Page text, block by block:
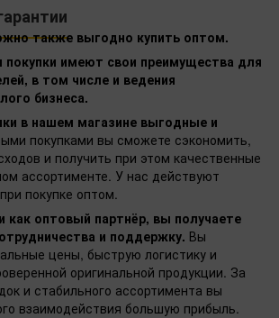
также выгодно купить оптом.
покупки имеют свои преимущества для
в том числе и ведения
бизнеса.
в нашем магазине выгодные и
покупками вы сможете сэкономить,
и получить при этом качественные
ассортименте. У нас действуют
покупке оптом.
как оптовый партнёр, вы получаете
и поддержку. Вы
цены, быструю логистику и
оригинальной продукции. За
и стабильного ассортимента вы
взаимодействия большую прибыль.